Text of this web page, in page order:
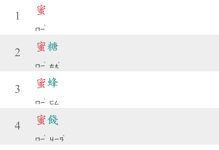
1
蜜
ㄇㄧ
ˋ
2
蜜糖
ㄇㄧ
ˋ
ㄊㄤ
ˊ
3
蜜蜂
ㄇㄧ
ˋ
ㄈㄥ
4
蜜餞
ㄇㄧ
ˋ
ㄐㄧㄢ
ˋ